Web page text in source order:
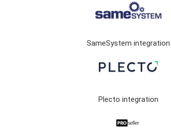
SameSystem integration
Plecto integration